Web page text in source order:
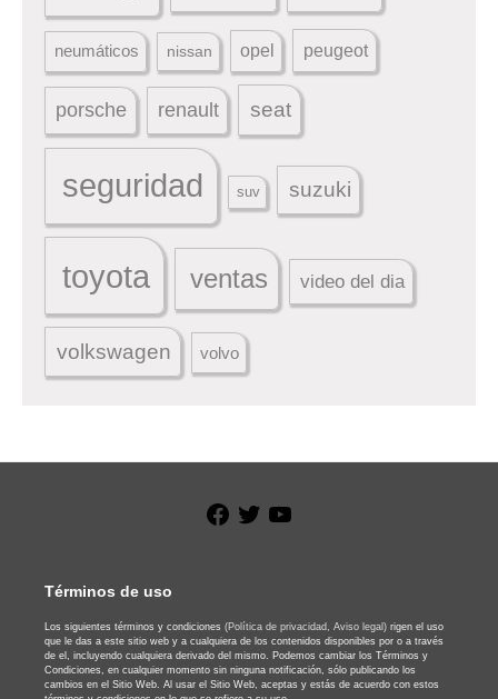
neumáticos nissan opel peugeot
porsche renault seat
seguridad suv suzuki
toyota ventas video del dia
volkswagen volvo
Facebook
Twitter
Términos de uso
Los siguientes términos y condiciones (Política de privacidad, Aviso legal) rigen el uso
que le das a este sitio web y a cualquiera de los contenidos disponibles por o a través
de el, incluyendo cualquiera derivado del mismo. Podemos cambiar los Términos y
Condiciones, en cualquier momento sin ninguna notificación, sólo publicando los
cambios en el Sitio Web. Al usar el Sitio Web, aceptas y estás de acuerdo con estos